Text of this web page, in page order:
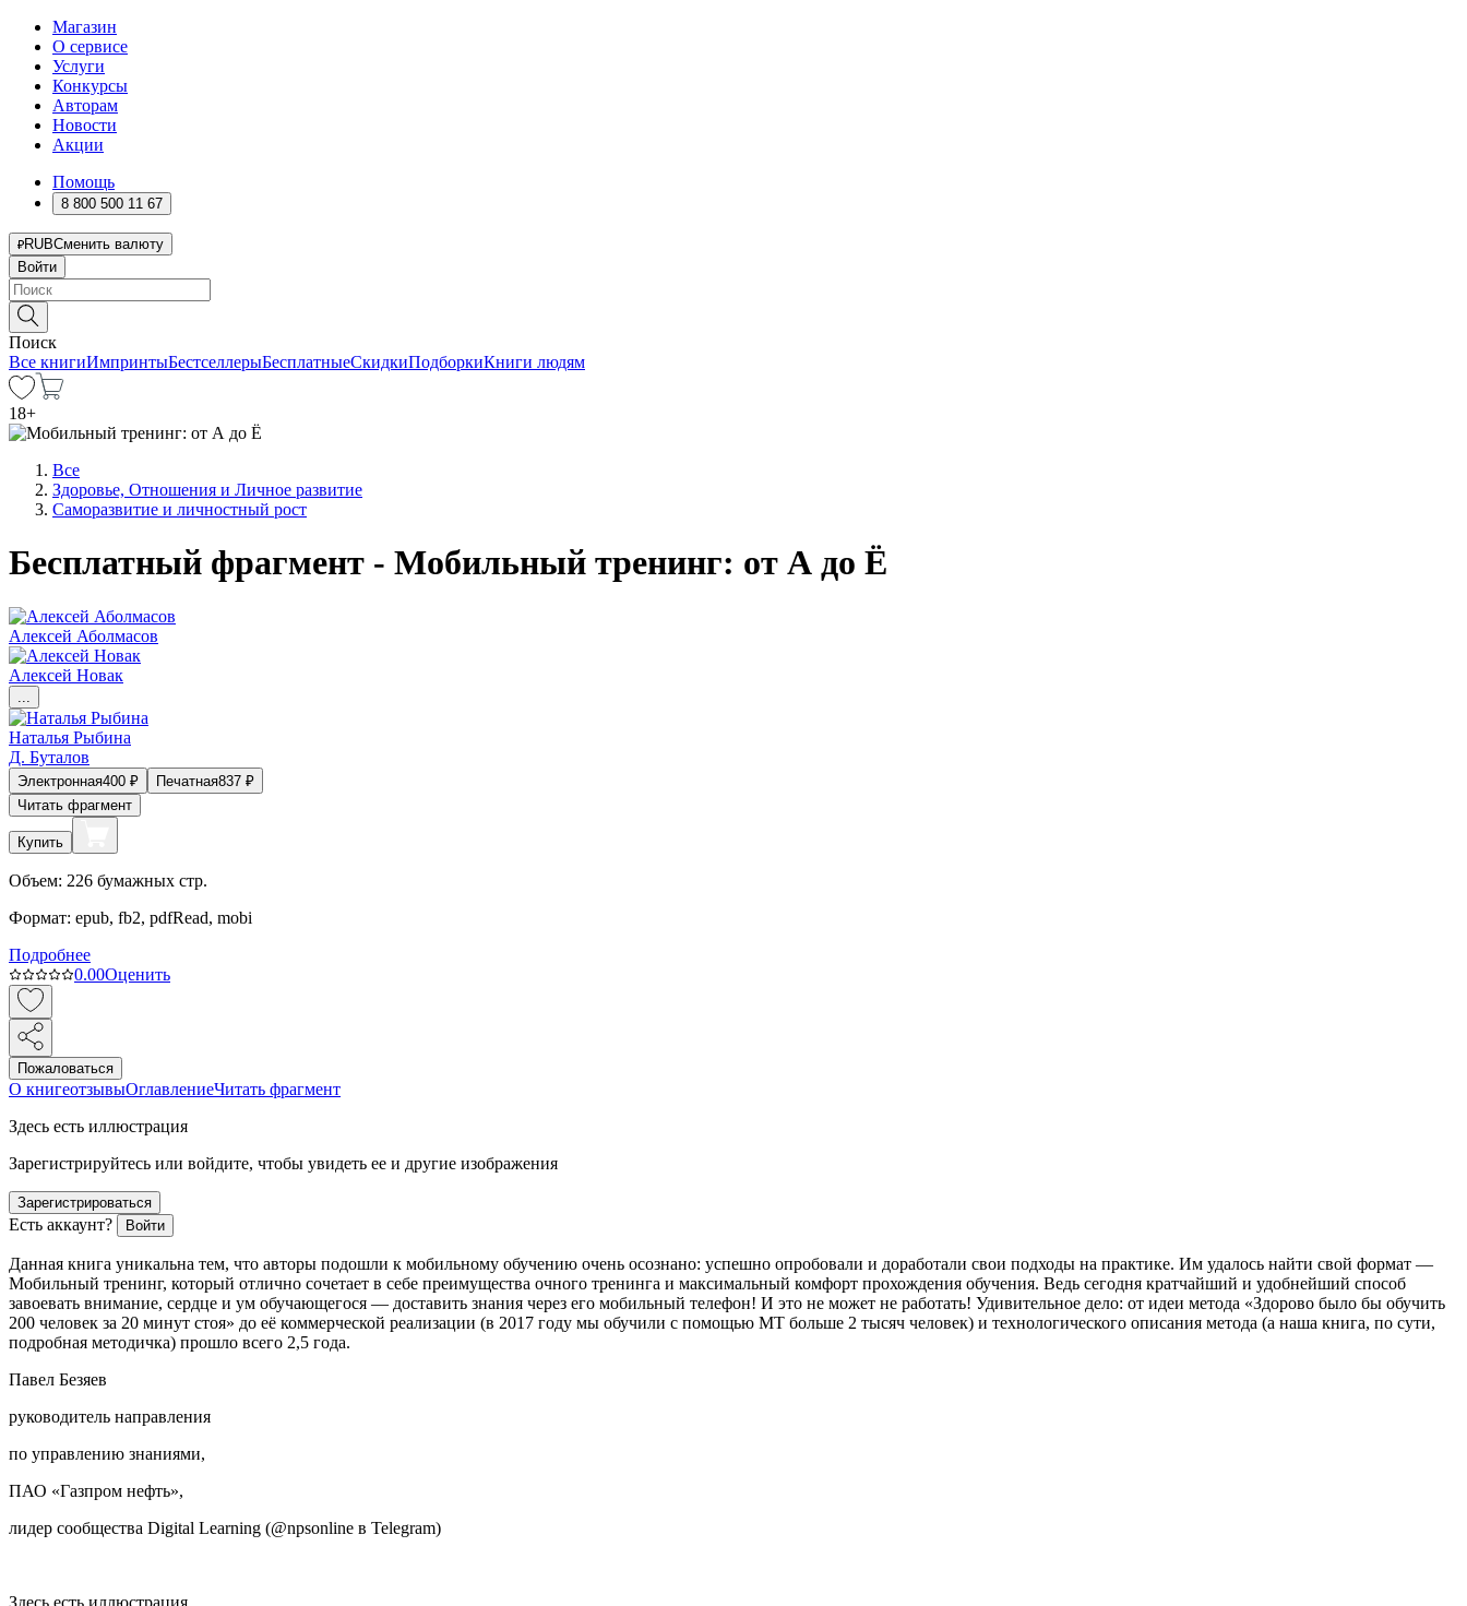
Магазин
О сервисе
Услуги
Конкурсы
Авторам
Новости
Акции
Помощь
8 800 500 11 67
RUBСменить валюту
Войти
Поиск
Все книгиИмпринтыБестселлерыБесплатныеСкидкиПодборкиКниги людям
18+
Все
Здоровье, Отношения и Личное развитие
Саморазвитие и личностный рост
Бесплатный фрагмент - Мобильный тренинг: от А до Ё
Алексей Аболмасов
Алексей Новак
Наталья Рыбина
Д. Буталов
Электронная400 ₽ Печатная837 ₽
Читать фрагмент
Купить
Объем: 226 бумажных стр.
Формат: epub, fb2, pdfRead, mobi
Подробнее
0.00Оценить
Пожаловаться
О книгеотзывыОглавлениеЧитать фрагмент
Здесь есть иллюстрация
Зарегистрируйтесь или войдите, чтобы увидеть ее и другие изображения
Зарегистрироваться
Есть аккаунт? Войти
Данная книга уникальна тем, что авторы подошли к мобильному обучению очень осознано: успешно опробовали и доработали свои подходы на практике. Им удалось найти свой формат —
Мобильный тренинг, который отлично сочетает в себе преимущества очного тренинга и максимальный комфорт прохождения обучения. Ведь сегодня кратчайший и удобнейший способ
завоевать внимание, сердце и ум обучающегося — доставить знания через его мобильный телефон! И это не может не работать! Удивительное дело: от идеи метода «Здорово было бы обучить
200 человек за 20 минут стоя» до её коммерческой реализации (в 2017 году мы обучили с помощью МТ больше 2 тысяч человек) и технологического описания метода (а наша книга, по сути,
подробная методичка) прошло всего 2,5 года.
Павел Безяев
руководитель направления
по управлению знаниями,
ПАО «Газпром нефть»,
лидер сообщества Digital Learning (@npsonline в Telegram)
Здесь есть иллюстрация